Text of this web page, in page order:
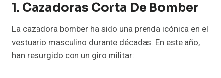
1. Cazadoras Corta De Bomber
La cazadora bomber ha sido una prenda icónica en el
vestuario masculino durante décadas. En este año,
han resurgido con un giro militar: